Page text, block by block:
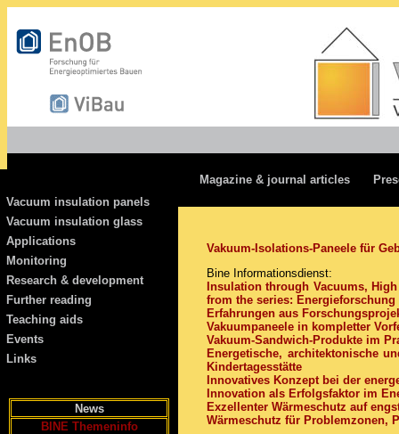
Vacuum insulation panels
Vacuum insulation glass
Applications
Monitoring
Research & development
Further reading
Teaching aids
Events
Links
News
BINE Themeninfo
Vakuum-Isolations-Paneele für
Bine Informationsdienst:
Insulation through Vacuums,
from the series: Energieforschung
Erfahrungen aus
Vakuumpaneele in kompletter
Vakuum-Sandwich-Produkte im
Energetische, architektonische
Kindertagesstätte
Innovatives Konzept bei der
Innovation als Erfolgsfaktor im
Exzellenter Wärmeschutz auf
Wärmeschutz für Problemzonen,
Magazine & journal articles